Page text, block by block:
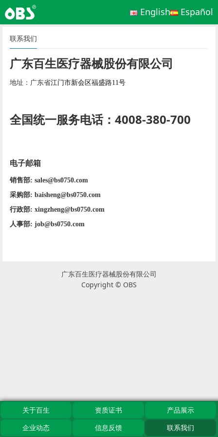
English Español
联系我们
广东百生医疗器械股份有限公司
地址：广东省江门市新会区福盛路11号
全国统一服务电话：4008-380-700
电子邮箱
销售部: sales@bs0750.com
采购部: baisheng@bs0750.com
行政部: xingzheng@bs0750.com
人事部: job@bs0750.com
广东百生医疗器械股份有限公司
Copyright © OBS
关于百生 资质证书
产品展示
企业动态
信息反馈 联系我们